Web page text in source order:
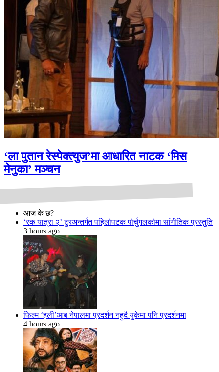
‘ला पुतान रेस्पेक्त्युज’मा आधारित नाटक ‘मिस
मेनुका’ मञ्चन
आज के छ?
‘रक यात्रा २’ टुरअन्तर्गत पहिलोपटक पोर्चुगलकोमा सांगीतिक प्रस्तुति
3 hours ago
फिल्म ‘हली’आब नेपालमा प्रदर्शन नहुदै युकेमा पनि प्रदर्शनमा
4 hours ago